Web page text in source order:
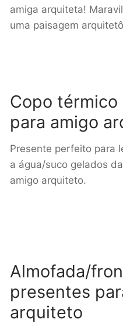
amiga arquiteta!
uma paisagem
Copo
para amigo
Presente perfeito para
a água/suco gelados
amigo arquiteto.
Almofada/
presentes
arquiteto